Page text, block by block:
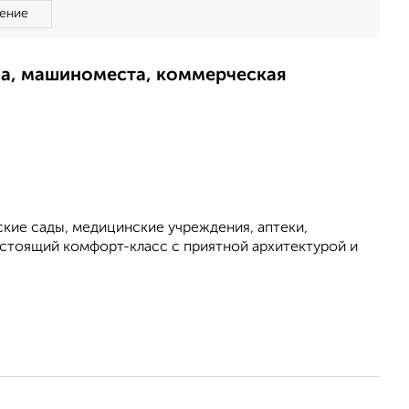
машиноместа, коммерческая
сады, медицинские учреждения, аптеки,
комфорт-класс с приятной архитектурой и